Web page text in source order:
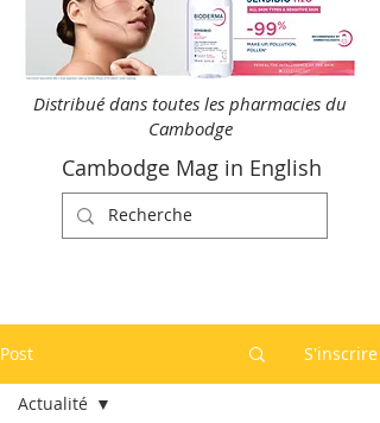
Distribué dans toutes les pharmacies du
Cambodge
Cambodge Mag in English
Post S'inscrire
Actualité